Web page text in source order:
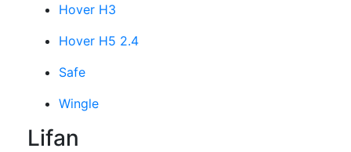
Hover H3
Hover H5 2.4
Safe
Wingle
Lifan